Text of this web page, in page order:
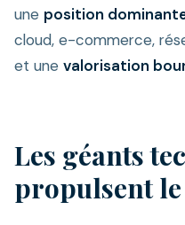
une position
cloud, e-commerce,
et une valorisation
Les géants
propulsent